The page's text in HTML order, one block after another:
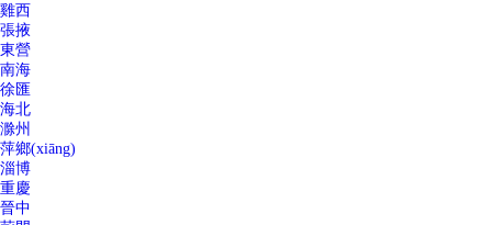
雞西
張掖
東營
南海
徐匯
海北
滁州
萍鄉(xiāng)
淄博
重慶
晉中